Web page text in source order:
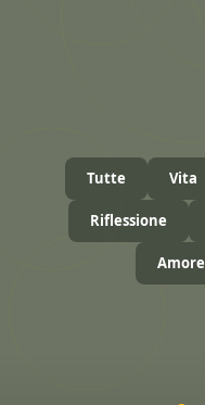
Tutte Vita
Riflessione
Amore